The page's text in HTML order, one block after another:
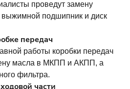
проведут замену
подшипник и диск
передач
работы коробки передач
масла в МКПП и АКПП, а
фильтра.
части